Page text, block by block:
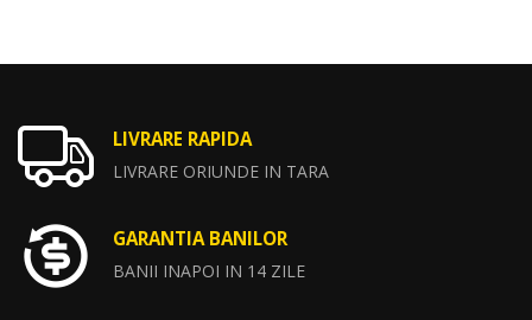
LIVRARE RAPIDA
LIVRARE ORIUNDE IN TARA
GARANTIA BANILOR
BANII INAPOI IN 14 ZILE